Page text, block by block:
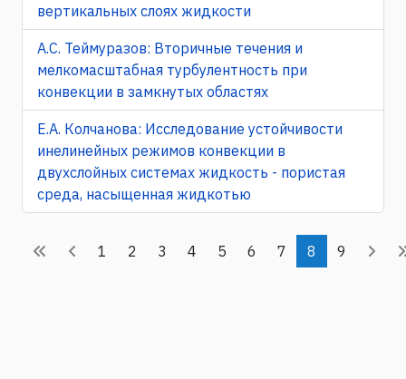
вертикальных слоях жидкости
А.С. Теймуразов: Вторичные течения и
мелкомасштабная турбулентность при
конвекции в замкнутых областях
Е.А. Колчанова: Исследование уcтойчивости
инелинейных режимов конвекции в
двухслойных системах жидкость - пористая
среда, насыщенная жидкотью
1 2 3 4 5 6 7 8 9